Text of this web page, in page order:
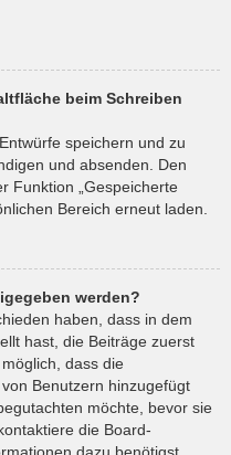
beim Schreiben
speichern und zu
und absenden. Den
Funktion „Gespeicherte
Bereich erneut laden.
werden?
haben, dass in dem
hast, die Beiträge zuerst
dass die
Benutzern hinzugefügt
möchte, bevor sie
die Board-